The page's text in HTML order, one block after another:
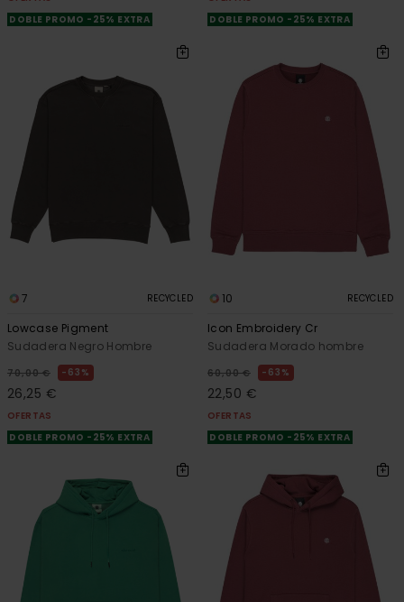
DOBLE PROMO -25% EXTRA
DOBLE PROMO -25% EXTRA
7 RECYCLED
Lowcase Pigment
Sudadera Negro Hombre
70,00 € 63%
26,25 €
OFERTAS
DOBLE PROMO -25% EXTRA
10 RECYCLED
Icon Embroidery Cr
Sudadera Morado hombre
60,00 € 63%
22,50 €
OFERTAS
DOBLE PROMO -25% EXTRA